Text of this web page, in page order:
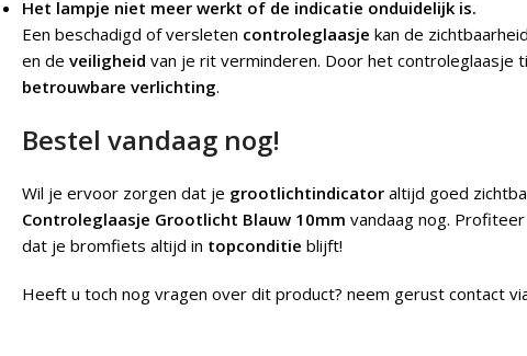
Het lampje niet meer werkt of de indicatie onduidelijk is.
Een beschadigd of versleten controleglaasje kan de
en de veiligheid van je rit verminderen. Door het controleglaasje
betrouwbare verlichting.
Bestel vandaag nog!
Wil je ervoor zorgen dat je grootlichtindicator altijd goed
Controleglaasje Grootlicht Blauw 10mm vandaag nog.
dat je bromfiets altijd in topconditie blijft!
Heeft u toch nog vragen over dit product? neem gerust contact